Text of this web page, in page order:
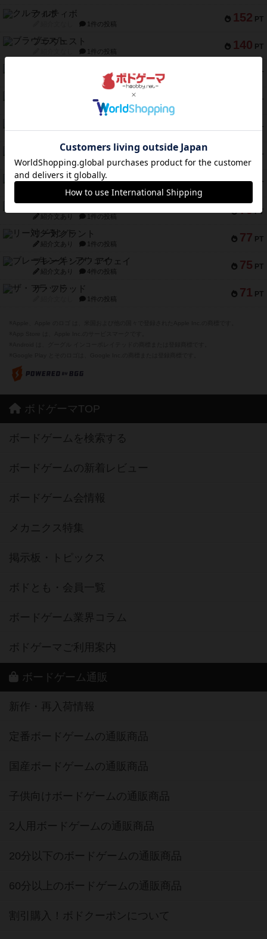
152 PT
クルティボ
1件の投稿
140 PT
ブラヴェスト
1件の投稿
PT
4件の投稿
PT
ジャンヌ・ダルク-オルレアン ドロー＆ライト
5件の投稿
94 PT
PT
ダイススローン
紹介文なし 1件の投稿
80 PT
ガルフストライク
紹介文あり 1件の投稿
79 PT
モズビ－ズ・レイダ－ズ
紹介文あり 1件の投稿
77 PT
リー対グラント
紹介文あり 1件の投稿
75 PT
ブレーキング・アウェイ
紹介文あり 4件の投稿
71 PT
ザ・フラッド
1件の投稿
ボドゲーマTOP
ボードゲームを検索する
ボードゲームの新着レビュー
ボードゲーム会情報
メカニクス特集
掲示板・トピックス
ボドとも・会員一覧
ボードゲーム業界コラム
ボドゲーマご利用案内
ボードゲーム通販
新作・再入荷情報
定番ボードゲームの通販商品
国産ボードゲームの通販商品
子供向けボードゲームの通販商品
2人用ボードゲームの通販商品
20分以下のボードゲームの通販商品
60分以上のボードゲームの通販商品
割引購入！ボドクーポンについて